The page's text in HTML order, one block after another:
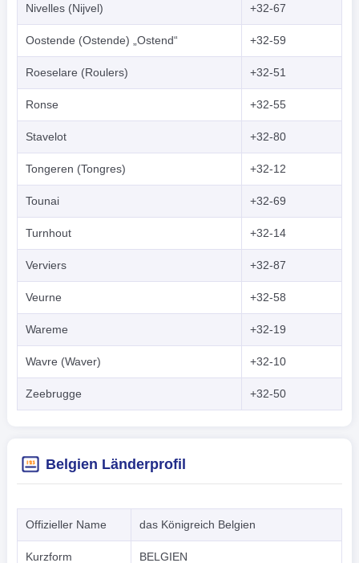
Nivelles (Nijvel) +32-67
Oostende (Ostende) „Ostend“ +32-59
Roeselare (Roulers) +32-51
Ronse +32-55
Stavelot +32-80
Tongeren (Tongres) +32-12
Tounai +32-69
Turnhout +32-14
Verviers +32-87
Veurne +32-58
Wareme +32-19
Wavre (Waver) +32-10
Zeebrugge +32-50
Belgien Länderprofil
Offizieller Name das Königreich Belgien
Kurzform BELGIEN